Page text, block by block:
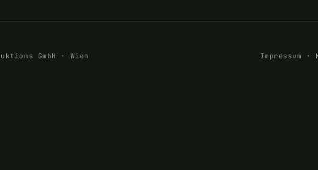
GmbH · Wien Impressum ·